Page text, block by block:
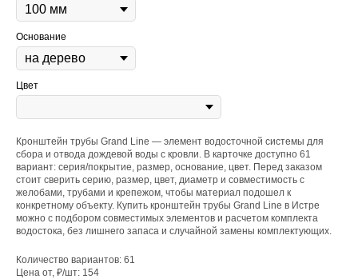
Основание
Цвет
Кронштейн трубы Grand Line — элемент водосточной системы для
сбора и отвода дождевой воды с кровли. В карточке доступно 61
вариант: серия/покрытие, размер, основание, цвет. Перед заказом
стоит сверить серию, размер, цвет, диаметр и совместимость с
желобами, трубами и крепежом, чтобы материал подошел к
конкретному объекту. Купить кронштейн трубы Grand Line в Истре
можно с подбором совместимых элементов и расчетом комплекта
водостока, без лишнего запаса и случайной замены комплектующих.
Количество вариантов: 61
Цена от, ₽/шт: 154